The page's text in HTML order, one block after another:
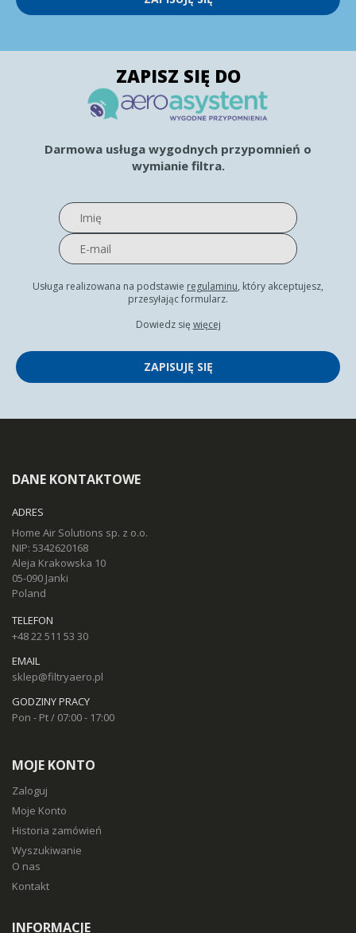
ZAPISZ SIĘ DO
Darmowa usługa wygodnych przypomnień o
wymianie filtra.
Usługa realizowana na podstawie regulaminu, który akceptujesz,
przesyłając formularz.
Dowiedz się więcej
ZAPISUJĘ SIĘ
DANE KONTAKTOWE
ADRES
Home Air Solutions sp. z o.o.
NIP: 5342620168
Aleja Krakowska 10
05-090 Janki
Poland
TELEFON
+48 22 511 53 30
EMAIL
sklep@filtryaero.pl
GODZINY PRACY
Pon - Pt / 07:00 - 17:00
MOJE KONTO
Zaloguj
Moje Konto
Historia zamówień
Wyszukiwanie
O nas
Kontakt
INFORMACJE